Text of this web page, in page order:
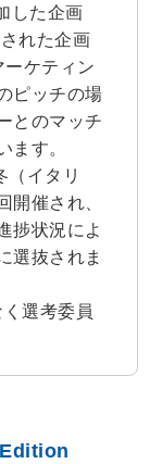
した企画
れた企画
ーケティン
ピッチの場
とのマッチ
ます。
（イタリ
開催され、
捗状況によ
選抜されま
選考委員